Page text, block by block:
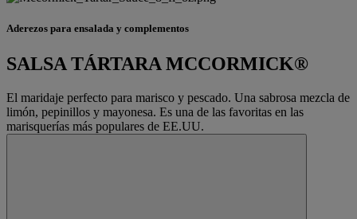
Aderezos para ensalada y complementos
SALSA TÁRTARA MCCORMICK®
El maridaje perfecto para marisco y pescado. Una sabrosa mezcla de
limón, pepinillos y mayonesa. Es una de las favoritas en las
marisquerías más populares de EE.UU.